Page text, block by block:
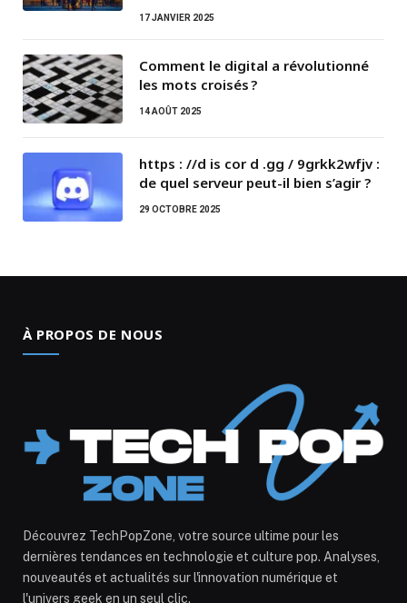
17 JANVIER 2025
Comment le digital a révolutionné
les mots croisés ?
14 AOÛT 2025
https : //d is cor d .gg / 9grkk2wfjv :
de quel serveur peut-il bien s’agir ?
29 OCTOBRE 2025
À PROPOS DE NOUS
Découvrez TechPopZone, votre source ultime pour les
dernières tendances en technologie et culture pop. Analyses,
nouveautés et actualités sur l'innovation numérique et
l'univers geek en un seul clic.